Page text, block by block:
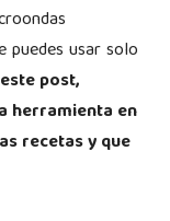
puedes usar solo
post,
herramienta en
recetas y que